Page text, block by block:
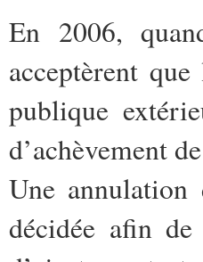
En 2006,
acceptèrent
publique
d’achèvement
Une
décidée afin de